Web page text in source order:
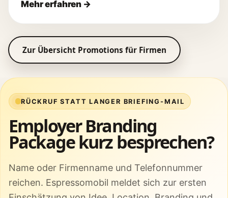
Zur Übersicht Promotions für Firmen
RÜCKRUF STATT LANGER BRIEFING-MAIL
Employer Branding
Package kurz besprechen?
Name oder Firmenname und Telefonnummer
reichen. Espressomobil meldet sich zur ersten